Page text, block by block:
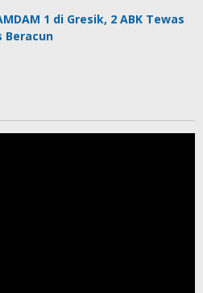
1 di Gresik, 2 ABK Tewas
Beracun